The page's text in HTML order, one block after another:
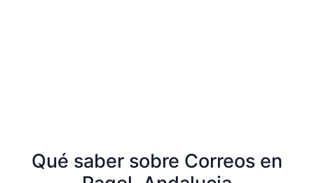
Qué saber sobre Correos en